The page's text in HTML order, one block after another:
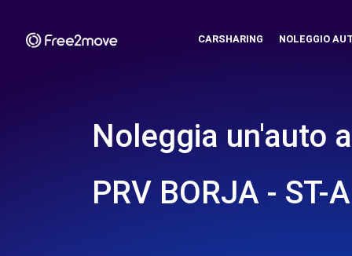
CARSHARING NOLEGGIO
Noleggia un'auto a
PRV BORJA - ST-